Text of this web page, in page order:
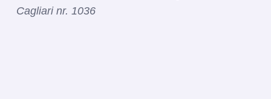
Cagliari nr. 1036​